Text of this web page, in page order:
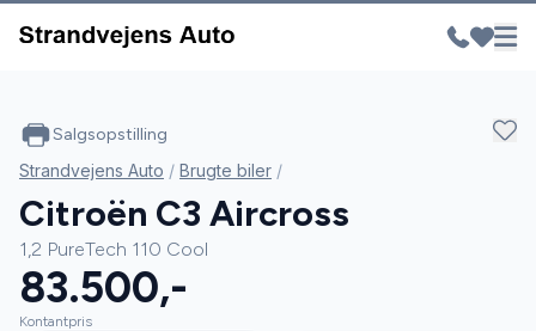
Salgsopstilling
Strandvejens Auto / Brugte biler /
Citroën C3 Aircross
1,2 PureTech 110 Cool
83.500,-
Kontantpris